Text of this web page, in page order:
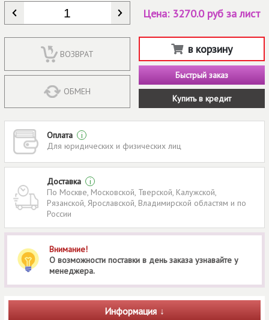
КОЛИЧЕСТВО
ВОЗВРАТ
ОБМЕН
Цена: 3270.0 руб за лист
в корзину
Быстрый заказ
Купить в кредит
Оплата
i
Для юридических и физических лиц
Доставка
i
По Москве, Московской, Тверской, Калужской,
Рязанской, Ярославской, Владимирской областям и по
России
Внимание!
О возможности поставки в день заказа узнавайте у
менеджера.
Информация